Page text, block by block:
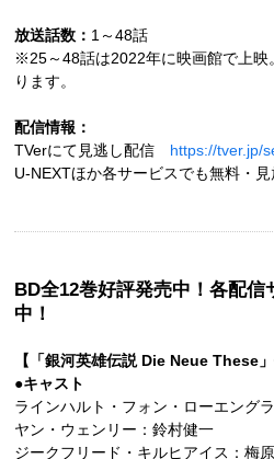
放送話数： 1～48話
※25～48話は2022年に映画館で上映
ります。
配信情報：
TVerにて見逃し配信 https://tver.jp/
U-NEXTほか各サービスでも無料・
BD全12巻好評発売中！各配信
中！
【「銀河英雄伝説 Die Neue These」
●キャスト
ラインハルト・フォン・ローエング
ヤン・ウェンリー：鈴村健一
ジークフリード・キルヒアイス：梅